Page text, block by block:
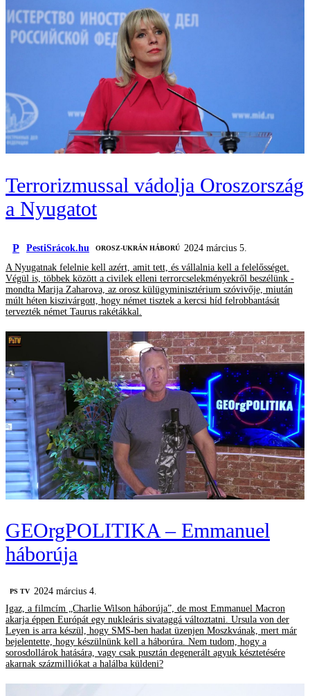
Terrorizmussal vádolja Oroszország
a Nyugatot
P PestiSrácok.hu ‎ OROSZ-UKRÁN HÁBORÚ
2024 március 5.
A Nyugatnak felelnie kell azért, amit tett, és vállalnia kell a felelősséget.
Végül is, többek között a civilek elleni terrorcselekményekről beszélünk -
mondta Marija Zaharova, az orosz külügyminisztérium szóvivője, miután
múlt héten kiszivárgott, hogy német tisztek a kercsi híd felrobbantását
tervezték német Taurus rakétákkal.
GEOrgPOLITIKA – Emmanuel
háborúja
PS TV 2024 március 4.
Igaz, a filmcím „Charlie Wilson háborúja”, de most Emmanuel Macron
akarja éppen Európát egy nukleáris sivataggá változtatni. Ursula von der
Leyen is arra készül, hogy SMS-ben hadat üzenjen Moszkvának, mert már
bejelentette, hogy készülnünk kell a háborúra. Nem tudom, hogy a
sorosdollárok hatására, vagy csak pusztán degenerált agyuk késztetésére
akarnak százmilliókat a halálba küldeni?